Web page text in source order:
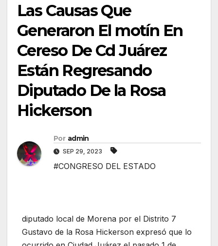
Las Causas Que
Generaron El motín En
Cereso De Cd Juárez
Están Regresando
Diputado De la Rosa
Hickerson
Por admin
SEP 29, 2023
#CONGRESO DEL ESTADO
diputado local de Morena por el Distrito 7
Gustavo de la Rosa Hickerson expresó que lo